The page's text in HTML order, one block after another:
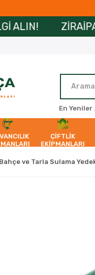
En Yeniler
ÇİFTLİK
EKİPMANLARI
Bahçe ve Tarla Sulama